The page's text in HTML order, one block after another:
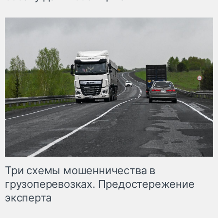
Три схемы мошенничества в
грузоперевозках. Предостережение
эксперта